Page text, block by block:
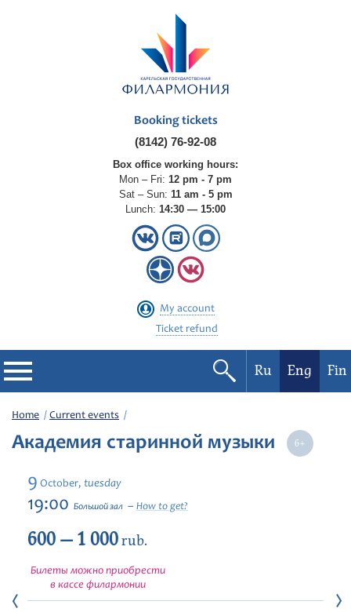
Booking tickets
(8142) 76-92-08
Box office working hours:
Mon – Fri: 12 pm - 7 pm
Sat – Sun: 11 am - 5 pm
Lunch: 14:30 — 15:00
My account
Ticket refund
Philharmonic
Current events
Festivals
Ru Eng Fin
Home Current events
Академия старинной музыки
9 October, tuesday
19:00 Большой зал How to get?
600 — 1 000rub.
Билеты можно приобрести
в кассе филармонии